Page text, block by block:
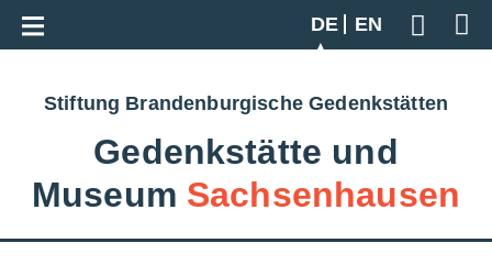
DE
EN
Geben
Zur Gesamtübersicht
Stiftung Brandenburgische Gedenkstätten
Gedenkstätte und
Museum Sachsenhausen